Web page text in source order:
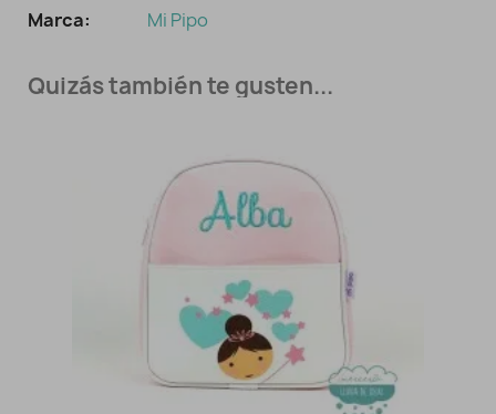
Marca:
Mi Pipo
Quizás también te gusten...